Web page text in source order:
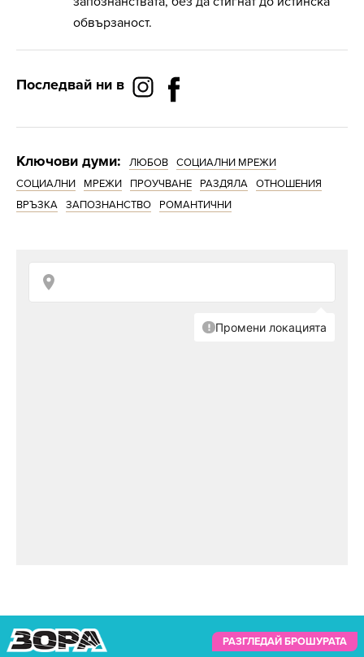
обвързаност.
Последвай ни в
Ключови думи: ЛЮБОВ
СОЦИАЛНИ МРЕЖИ
СОЦИАЛНИ
МРЕЖИ ПРОУЧВАНЕ РАЗДЯЛА
ОТНОШЕНИЯ
ВРЪЗКА
ЗАПОЗНАНСТВО РОМАНТИЧНИ
РАЗГЛЕДАЙ БРОШУРАТА